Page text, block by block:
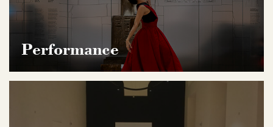
Performance